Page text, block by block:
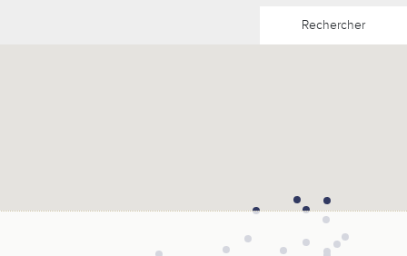
Rechercher